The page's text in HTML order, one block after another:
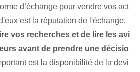
d’échange pour vendre vos act
est la réputation de l'échange.
vos recherches et de lire les avi
avant de prendre une décisio
est la disponibilité de la devi